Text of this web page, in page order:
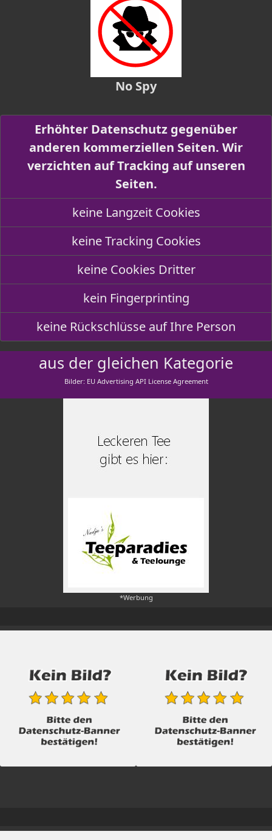
No Spy
Erhöhter Datenschutz gegenüber
anderen kommerziellen Seiten. Wir
verzichten auf Tracking auf unseren
Seiten.
keine Langzeit Cookies
keine Tracking Cookies
keine Cookies Dritter
kein Fingerprinting
keine Rückschlüsse auf Ihre Person
aus der gleichen Kategorie
Bilder: EU Advertising API License Agreement
*Werbung